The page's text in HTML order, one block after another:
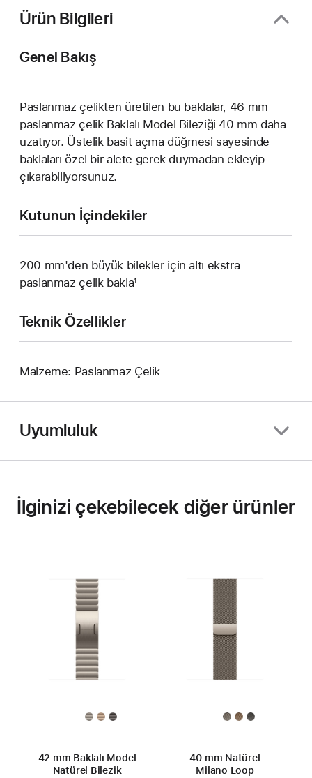
Ürün Bilgileri
Genel Bakış
Paslanmaz çelikten üretilen bu baklalar, 46 mm
paslanmaz çelik Baklalı Model Bileziği 40 mm daha
uzatıyor. Üstelik basit açma düğmesi sayesinde
baklaları özel bir alete gerek duymadan ekleyip
çıkarabiliyorsunuz.
Kutunun İçindekiler
200 mm'den büyük bilekler için altı ekstra
paslanmaz çelik bakla¹
Teknik Özellikler
Malzeme: Paslanmaz Çelik
Uyumluluk
İlginizi çekebilecek diğer ürünler
42 mm Baklalı Model
Natürel Bilezik
40 mm Natürel
Milano Loop